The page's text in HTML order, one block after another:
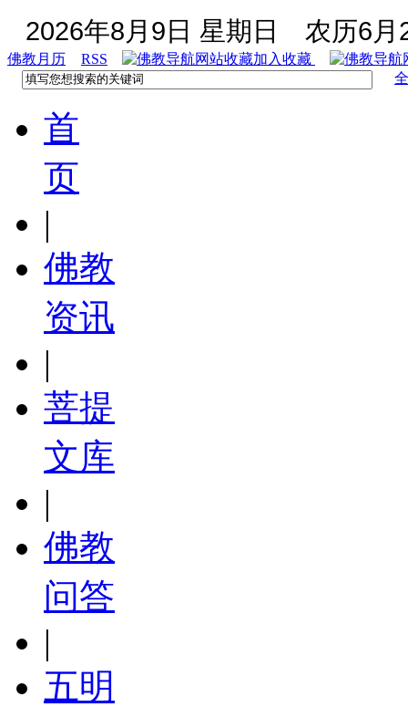
2026年8月9日 星期日 农历6月
佛教月历 RSS
加入收藏
首
页
|
佛教
资讯
|
菩提
文库
|
佛教
问答
|
五明